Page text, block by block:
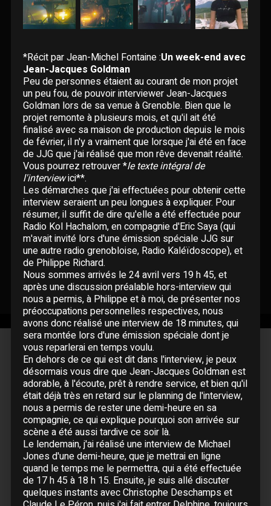
Paroles données
Pseudonymes
Reprises
Certifications
CONCERTS
ÉCRITS
Interviews
Livres
Hommages
BLOG
RG ROBERT GOLDMAN
PG PIERRE GOLDMAN
J&M JJG & MOI
QUI EST ?
Musiciens
Guitare :Michael Jones
Basse :Claude Le Péron
Claviers :Jacky Mascarel
Batterie :Christophe Deschamps
Saxophone :Christophe Nègre
*Récit par Jean-Michel Fontaine :Un week-end avec
Jean-Jacques Goldman
Peu de personnes étaient au courant de mon projet
un peu fou, de pouvoir interviewer Jean-Jacques
Goldman lors de sa venue à Grenoble. Bien que le
projet remonte à plusieurs mois, et qu'il ait été
finalisé avec sa maison de production depuis le mois
de février, il n'y a vraiment que lorsque j'ai été en face
de JJG que j'ai réalisé que mon rêve devenait réalité.
Vous pourrez retrouver *le texte intégral de
l'interviewici**.
Les démarches que j'ai effectuées pour obtenir cette
interview seraient un peu longues à expliquer. Pour
résumer, il suffit de dire qu'elle a été effectuée pour
Radio Kol Hachalom, en compagnie d'Eric Saya (qui
m'avait invité lors d'une émission spéciale JJG sur
une autre radio grenobloise, Radio Kaléïdoscope), et
de Philippe Richard.
Nous sommes arrivés le 24 avril vers 19 h 45, et
après une discussion préalable hors-interview qui
nous a permis, à Philippe et à moi, de présenter nos
préoccupations personnelles respectives, nous
avons donc réalisé une interview de 18 minutes, qui
sera montée lors d'une émission spéciale dont je
vous reparlerai en temps voulu.
En dehors de ce qui est dit dans l'interview, je peux
désormais vous dire que Jean-Jacques Goldman est
adorable, à l'écoute, prêt à rendre service, et bien qu'il
était déjà très en retard sur le planning de l'interview,
nous a permis de rester une demi-heure en sa
compagnie, ce qui explique pourquoi son arrivée sur
scène a été aussi tardive ce soir là.
Le lendemain, j'ai réalisé une interview de Michael
Jones d'une demi-heure, que je mettrai en ligne
quand le temps me le permettra, qui a été effectuée
de 17 h 45 à 18 h 15. Ensuite, je suis allé discuter
quelques instants avec Christophe Deschamps et